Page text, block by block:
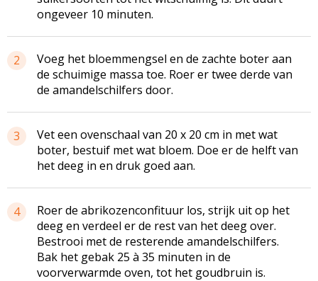
ongeveer 10 minuten.
2
Voeg het bloemmengsel en de zachte boter aan
de schuimige massa toe. Roer er twee derde van
de amandelschilfers door.
3
Vet een ovenschaal van 20 x 20 cm in met wat
boter, bestuif met wat bloem. Doe er de helft van
het deeg in en druk goed aan.
4
Roer de abrikozenconfituur los, strijk uit op het
deeg en verdeel er de rest van het deeg over.
Bestrooi met de resterende amandelschilfers.
Bak het gebak 25 à 35 minuten in de
voorverwarmde oven, tot het goudbruin is.